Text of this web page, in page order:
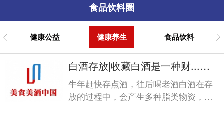
食品饮料圈
健康公益 健康养生 食品饮料
白酒存放|收藏白酒是一种财...白
酒存放|收藏白酒是一种财...
牛年赶快存点酒，往后喝老酒白酒在存
放的过程中，会产生多种脂类物资，